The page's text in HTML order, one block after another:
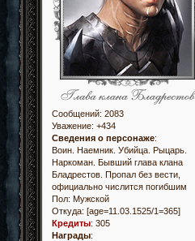
Сообщений: 2083
Уважение: +434
Сведения о персонаже:
Воин. Наемник. Убийца. Рыцарь.
Наркоман. Бывший глава клана
Бладрестов. Пропал без вести,
официально числится погибшим
Пол: Мужской
Откуда: [age=11.03.1525/1=365]
Кредиты: 305
Награды: